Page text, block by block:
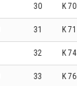
30 K 70
31 K 71
32 K 74
33 K 76